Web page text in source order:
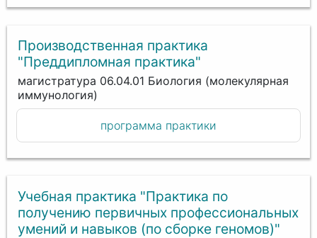
Производственная практика
"Преддипломная практика"
магистратура 06.04.01 Биология (молекулярная
иммунология)
программа практики
Учебная практика "Практика по
получению первичных профессиональных
умений и навыков (по сборке геномов)"